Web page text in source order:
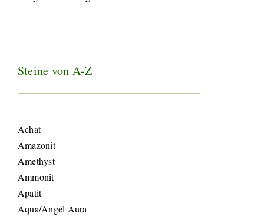
Steine von A-Z
Achat
Amazonit
Amethyst
Ammonit
Apatit
Aqua/Angel Aura